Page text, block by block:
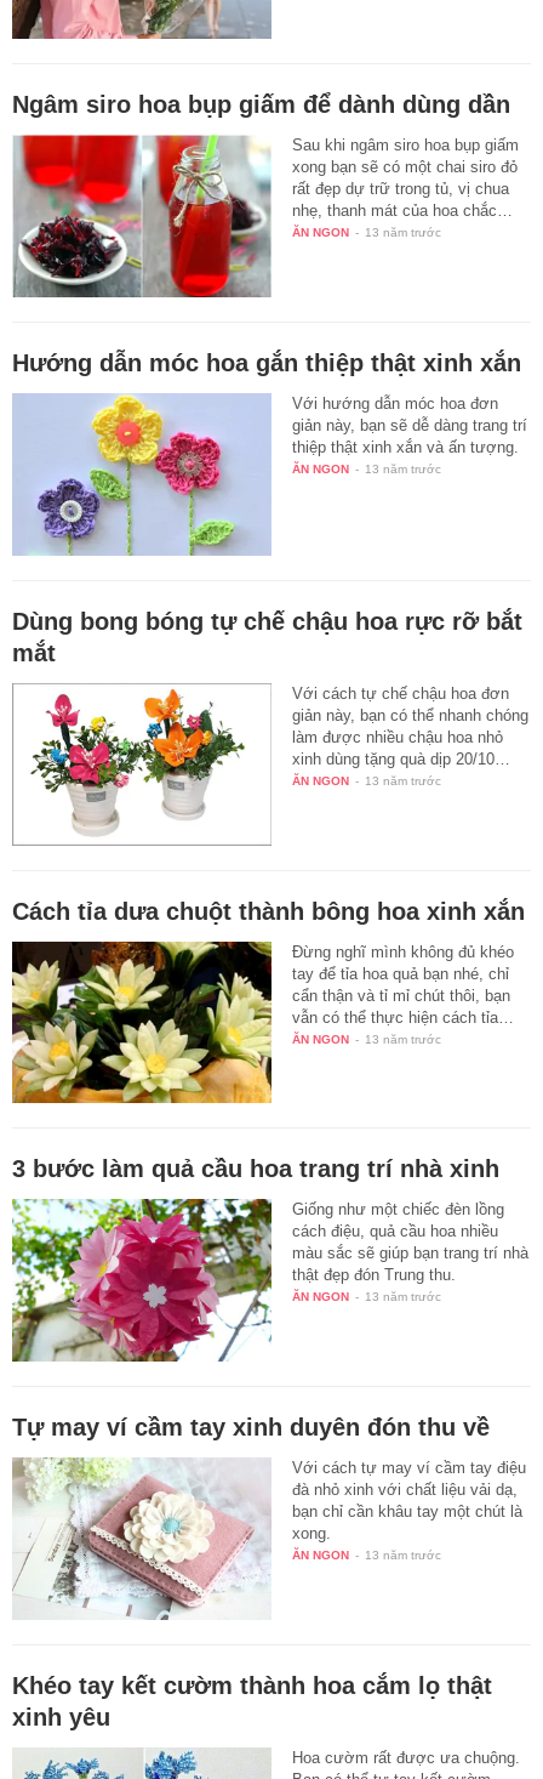
Ngâm siro hoa bụp giấm để dành dùng dần
Sau khi ngâm siro hoa bụp giấm
xong bạn sẽ có một chai siro đỏ
rất đẹp dự trữ trong tủ, vị chua
nhẹ, thanh mát của hoa chắc…
ĂN NGON - 13 năm trước
Hướng dẫn móc hoa gắn thiệp thật xinh xắn
Với hướng dẫn móc hoa đơn
giản này, bạn sẽ dễ dàng trang trí
thiệp thật xinh xắn và ấn tượng.
ĂN NGON - 13 năm trước
Dùng bong bóng tự chế chậu hoa rực rỡ bắt
mắt
Với cách tự chế chậu hoa đơn
giản này, bạn có thể nhanh chóng
làm được nhiều chậu hoa nhỏ
xinh dùng tặng quà dịp 20/10…
ĂN NGON - 13 năm trước
Cách tỉa dưa chuột thành bông hoa xinh xắn
Đừng nghĩ mình không đủ khéo
tay để tỉa hoa quả bạn nhé, chỉ
cẩn thận và tỉ mỉ chút thôi, bạn
vẫn có thể thực hiện cách tỉa…
ĂN NGON - 13 năm trước
3 bước làm quả cầu hoa trang trí nhà xinh
Giống như một chiếc đèn lồng
cách điệu, quả cầu hoa nhiều
màu sắc sẽ giúp bạn trang trí nhà
thật đẹp đón Trung thu.
ĂN NGON - 13 năm trước
Tự may ví cầm tay xinh duyên đón thu về
Với cách tự may ví cầm tay điệu
đà nhỏ xinh với chất liệu vải dạ,
bạn chỉ cần khâu tay một chút là
xong.
ĂN NGON - 13 năm trước
Khéo tay kết cườm thành hoa cắm lọ thật
xinh yêu
Hoa cườm rất được ưa chuộng.